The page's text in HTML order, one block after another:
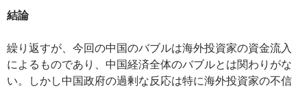
結論
繰り返すが、今回の中国のバブルは海外投資家の資金流入
によるものであり、中国経済全体のバブルとは関わりがな
い。しかし中国政府の過剰な反応は特に海外投資家の不信